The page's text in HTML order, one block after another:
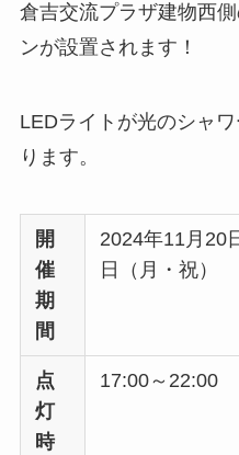
倉吉交流プラザ建物西
ンが設置されます！
LEDライトが光のシャ
ります。
開
催
期
間
2024年11月20
日（月・祝）
点
灯
時
17:00～22:00